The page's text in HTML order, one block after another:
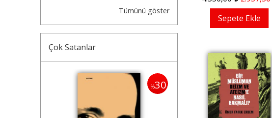
Tümünü göster
Çok Satanlar
%30
Sepete Ekle